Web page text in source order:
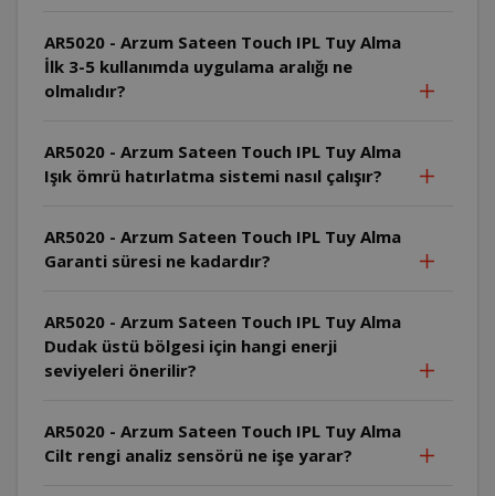
AR5020 - Arzum Sateen Touch IPL Tuy Alma
İlk 3-5 kullanımda uygulama aralığı ne
olmalıdır?
AR5020 - Arzum Sateen Touch IPL Tuy Alma
Işık ömrü hatırlatma sistemi nasıl çalışır?
AR5020 - Arzum Sateen Touch IPL Tuy Alma
Garanti süresi ne kadardır?
AR5020 - Arzum Sateen Touch IPL Tuy Alma
Dudak üstü bölgesi için hangi enerji
seviyeleri önerilir?
AR5020 - Arzum Sateen Touch IPL Tuy Alma
Cilt rengi analiz sensörü ne işe yarar?